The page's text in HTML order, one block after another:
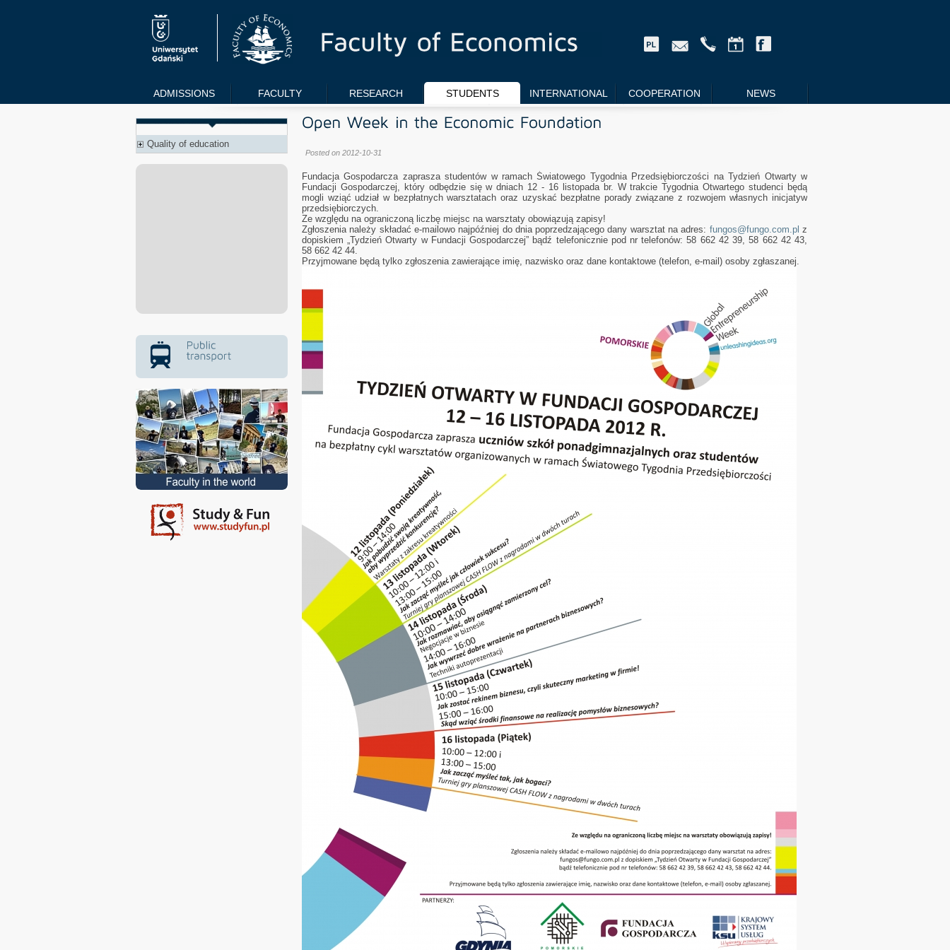
ADMISSIONS FACULTY RESEARCH STUDENTS INTERNATIONAL COOPERATION NEWS
Quality of education
Posted on 2012-10-31
Fundacja Gospodarcza zaprasza studentów w ramach Światowego Tygodnia Przedsiębiorczości na Tydzień Otwarty w
Fundacji Gospodarczej, który odbędzie się w dniach 12 - 16 listopada br. W trakcie Tygodnia Otwartego studenci będą
mogli wziąć udział w bezpłatnych warsztatach oraz uzyskać bezpłatne porady związane z rozwojem własnych inicjatyw
przedsiębiorczych.
Ze względu na ograniczoną liczbę miejsc na warsztaty obowiązują zapisy!
Zgłoszenia należy składać e-mailowo najpóźniej do dnia poprzedzającego dany warsztat na adres: fungos@fungo.com.pl z
dopiskiem „Tydzień Otwarty w Fundacji Gospodarczej” bądź telefonicznie pod nr telefonów: 58 662 42 39, 58 662 42 43,
58 662 42 44.
Przyjmowane będą tylko zgłoszenia zawierające imię, nazwisko oraz dane kontaktowe (telefon, e-mail) osoby zgłaszanej.